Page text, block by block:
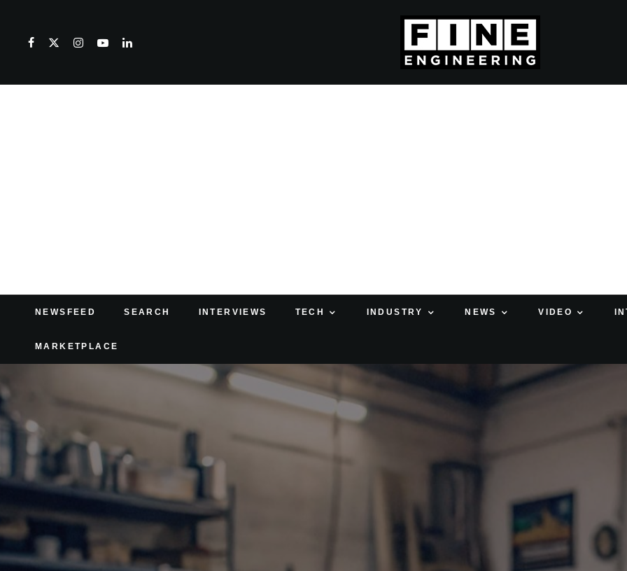
NEWSFEED SEARCH INTERVIEWS TECH INDUSTRY NEWS VIDEO
MARKETPLACE